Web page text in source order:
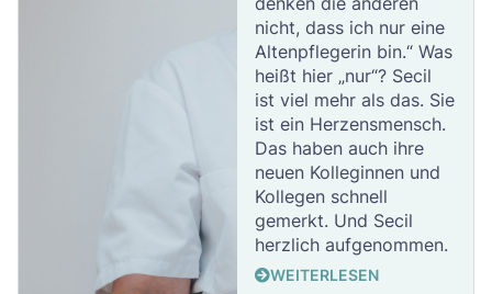
nicht, dass ich nur eine
Altenpflegerin bin.“ Was
heißt hier „nur“? Secil
ist viel mehr als das. Sie
ist ein Herzensmensch.
Das haben auch ihre
neuen Kolleginnen und
Kollegen schnell
gemerkt. Und Secil
herzlich aufgenommen.
WEITERLESEN